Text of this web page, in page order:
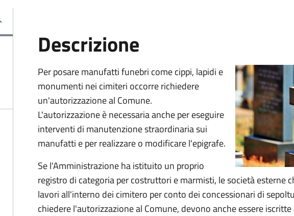
Descrizione
Per posare manufatti funebri come cippi, lapidi e
monumenti nei cimiteri occorre richiedere
un'autorizzazione al Comune.
L'autorizzazione è necessaria anche per eseguire
interventi di manutenzione straordinaria sui
manufatti e per realizzare o modificare l'epigrafe.
Se l'Amministrazione ha istituito un proprio
registro di categoria per costruttori e marmisti, le società esterne
lavori all'interno dei cimitero per conto dei concessionari di
chiedere l'autorizzazione al Comune, devono anche essere